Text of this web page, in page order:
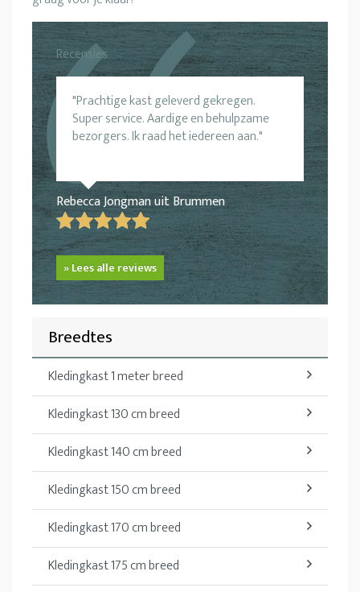
Recensies
Prachtige kast geleverd gekregen.
Super service. Aardige en behulpzame
bezorgers. Ik raad het iedereen aan.
Rebecca Jongman uit Brummen
» Lees alle reviews
Breedtes
Kledingkast 1 meter breed
Kledingkast 130 cm breed
Kledingkast 140 cm breed
Kledingkast 150 cm breed
Kledingkast 170 cm breed
Kledingkast 175 cm breed